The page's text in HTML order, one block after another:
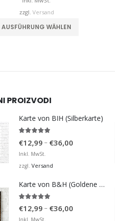
zzgl. Versand
AUSFÜHRUNG WÄHLEN
PROIZVODI
Karte von BIH (Silberkarte)
€12,99 – €36,00
Inkl. MwSt.
zzgl. Versand
Karte von B&H (Goldene Karte)
€12,99 – €36,00
Inkl. MwSt.